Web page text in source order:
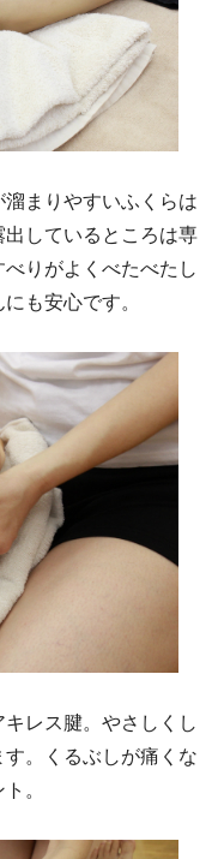
まりやすいふくらは
しているところは専
りがよくべたべたし
も安心です。
レス腱。やさしくし
。くるぶしが痛くな
。